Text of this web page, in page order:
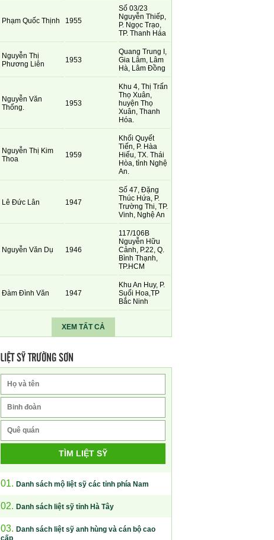
Phạm Quốc Thịnh 1955
Số 03/23
Nguyễn Thiếp,
P. Ngọc Trạo,
TP. Thanh Háa
Nguyễn Thị
Phương Liên
1953
Quang Trung I,
Gia Lâm, Lâm
Hà, Lâm Đồng
Nguyễn Văn
Thống.
1953
Khu 4, Thị Trấn
Thọ Xuân,
huyện Thọ
Xuân, Thanh
Hóa.
Nguyễn Thị Kim
Thoa
1959
Khối Quyết
Tiến, P. Hàa
Hiếu, TX. Thái
Hòa, tỉnh Nghệ
An.
Lê Đức Lân 1947
Số 47, Đặng
Thúc Hứa, P.
Trường Thi, TP.
Vinh, Nghệ An
Nguyễn Văn Dụ 1946
117/106B
Nguyễn Hữu
Cảnh, P.22, Q.
Bình Thạnh,
TP.HCM
Đàm Đình Văn 1947
Khu An Huy, P.
Suối Hoa,TP
Bắc Ninh
XEM TẤT CẢ
LIỆT SỸ TRƯỜNG SƠN
TÌM LIỆT SỸ
01. Danh sách mộ liệt sỹ các tỉnh phía Nam
02. Danh sách liệt sỹ tỉnh Hà Tây
03. Danh sách liệt sỹ anh hùng và cán bộ cao